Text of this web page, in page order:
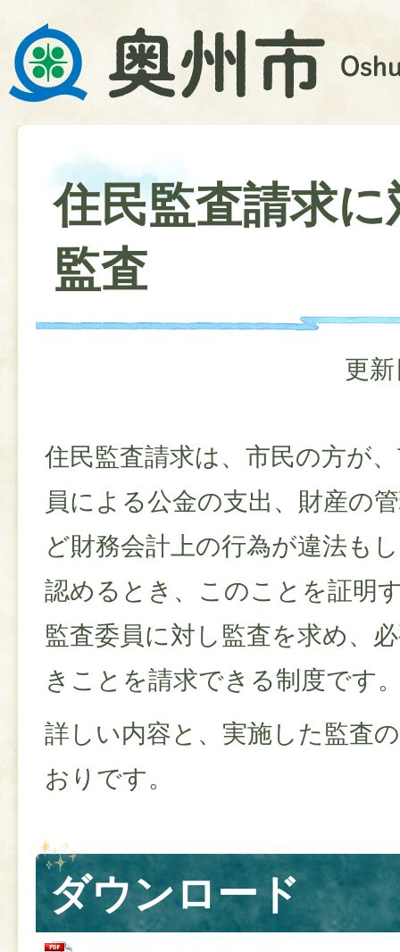
住民監査請求に
監査
更
住民監査請求は、市民の方が
員による公金の支出、財産の
ど財務会計上の行為が違法も
認めるとき、このことを証明
監査委員に対し監査を求め、
きことを請求できる制度です
詳しい内容と、実施した監査
おりです。
ダウンロード